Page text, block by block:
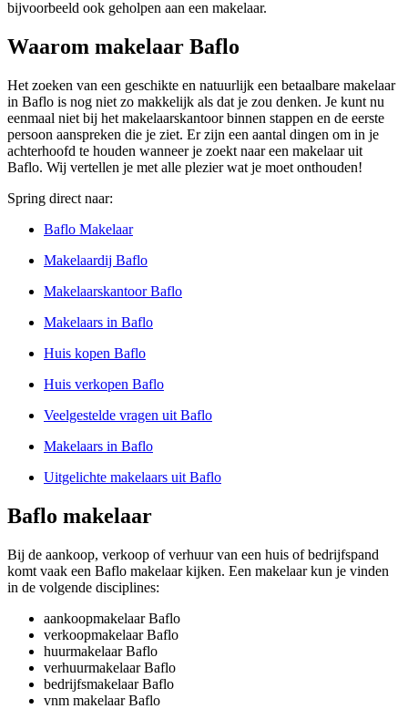
bijvoorbeeld ook geholpen aan een makelaar.
Waarom makelaar Baflo
Het zoeken van een geschikte en natuurlijk een betaalbare makelaar
in Baflo is nog niet zo makkelijk als dat je zou denken. Je kunt nu
eenmaal niet bij het makelaarskantoor binnen stappen en de eerste
persoon aanspreken die je ziet. Er zijn een aantal dingen om in je
achterhoofd te houden wanneer je zoekt naar een makelaar uit
Baflo. Wij vertellen je met alle plezier wat je moet onthouden!
Spring direct naar:
Baflo Makelaar
Makelaardij Baflo
Makelaarskantoor Baflo
Makelaars in Baflo
Huis kopen Baflo
Huis verkopen Baflo
Veelgestelde vragen uit Baflo
Makelaars in Baflo
Uitgelichte makelaars uit Baflo
Baflo makelaar
Bij de aankoop, verkoop of verhuur van een huis of bedrijfspand
komt vaak een Baflo makelaar kijken. Een makelaar kun je vinden
in de volgende disciplines:
aankoopmakelaar Baflo
verkoopmakelaar Baflo
huurmakelaar Baflo
verhuurmakelaar Baflo
bedrijfsmakelaar Baflo
vnm makelaar Baflo